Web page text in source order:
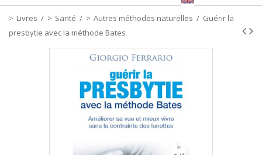
Livres / Santé / Autres méthodes naturelles / Guérir la
presbytie avec la méthode Bates